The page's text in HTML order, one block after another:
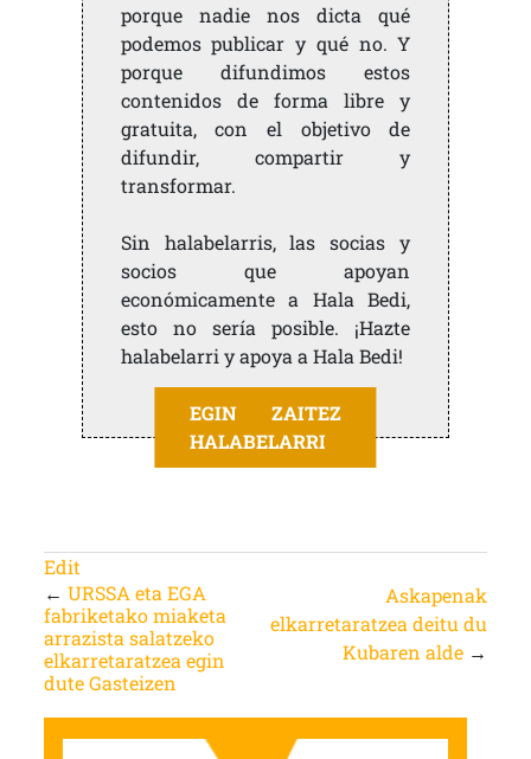
porque nadie nos dicta qué
podemos publicar y qué no. Y
porque difundimos estos
contenidos de forma libre y
gratuita, con el objetivo de
difundir, compartir y
transformar.
Sin halabelarris, las socias y
socios que apoyan
económicamente a Hala Bedi,
esto no sería posible. ¡Hazte
halabelarri y apoya a Hala Bedi!
EGIN ZAITEZ
HALABELARRI
Edit
← URSSA eta EGA
fabriketako miaketa
arrazista salatzeko
elkarretaratzea egin
dute Gasteizen
Askapenak
elkarretaratzea deitu du
Kubaren alde →